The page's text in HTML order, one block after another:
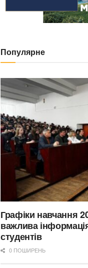
Популярне
Графіки навчання
важлива
студентів
0 ПОШИРЕНЬ